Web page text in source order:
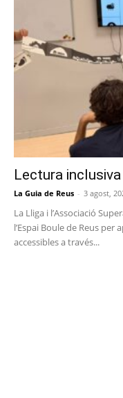
Lectura inclusiva
La Guia de Reus - 3 agost,
La Lliga i l’Associació
l’Espai Boule de Reus
accessibles a través...